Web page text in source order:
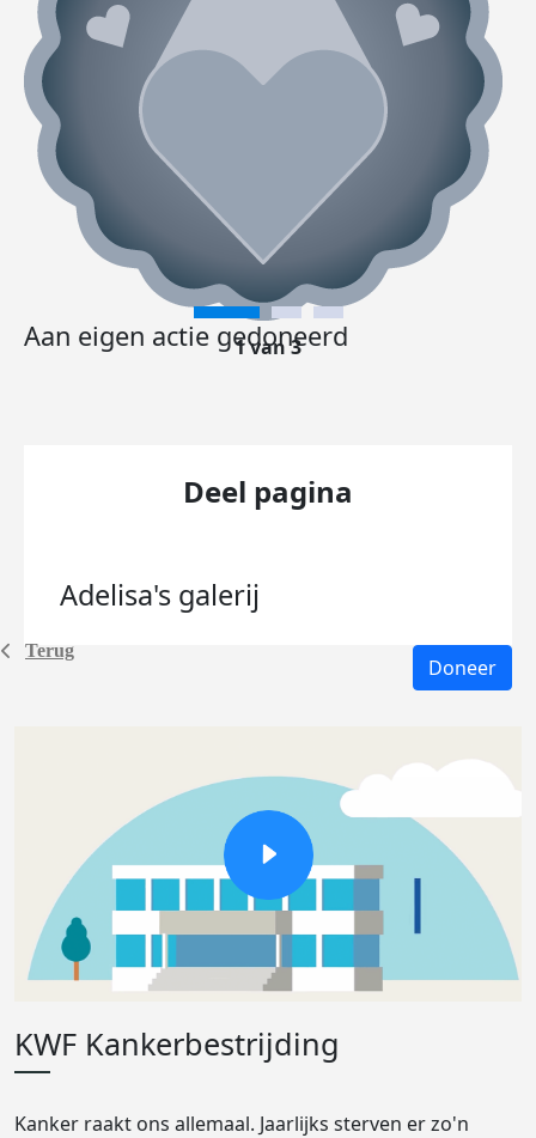
Terug
Aan eigen actie gedoneerd
1 van 3
Deel pagina
Adelisa's galerij
Doneer
KWF Kankerbestrijding
Kanker raakt ons allemaal. Jaarlijks sterven er zo'n